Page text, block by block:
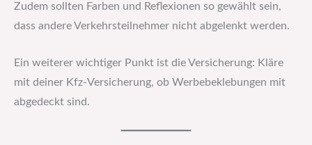
Zudem sollten Farben und Reflexionen so gewählt sein,
dass andere Verkehrsteilnehmer nicht abgelenkt werden.
Ein weiterer wichtiger Punkt ist die Versicherung: Kläre
mit deiner Kfz-Versicherung, ob Werbebeklebungen mit
abgedeckt sind.